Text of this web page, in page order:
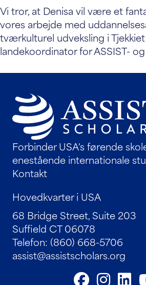
Vi tror, at Denisa vil være et
vores arbejde med
tværkulturel udveksling i
landekoordinator for ASSIST-
Forbinder USA's førende
enestående internationale
Kontakt
Hovedkvarter i USA
68 Bridge Street, Suite 203
Suffield CT 06078
Telefon: (860) 668-5706
assist@assistscholars.org